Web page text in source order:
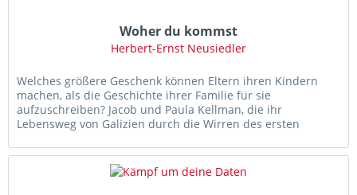
Woher du kommst
Herbert-Ernst Neusiedler
Welches größere Geschenk können Eltern ihren Kindern
machen, als die Geschichte ihrer Familie für sie
aufzuschreiben? Jacob und Paula Kellman, die ihr
Lebensweg von Galizien durch die Wirren des ersten